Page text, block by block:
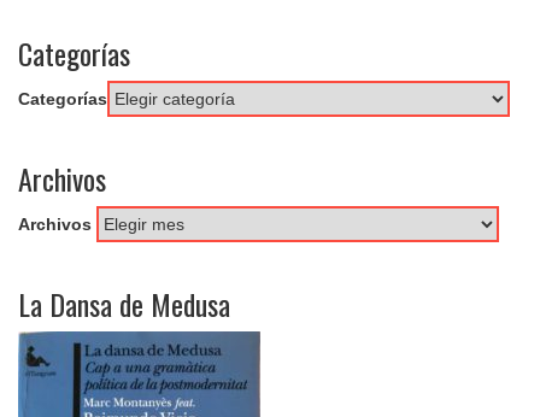
Categorías
Categorías
Archivos
Archivos
La Dansa de Medusa